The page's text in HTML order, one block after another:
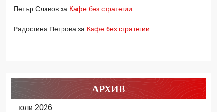
Петър Славов за Кафе без стратегии
Радостина Петрова за Кафе без стратегии
АРХИВ
юли 2026